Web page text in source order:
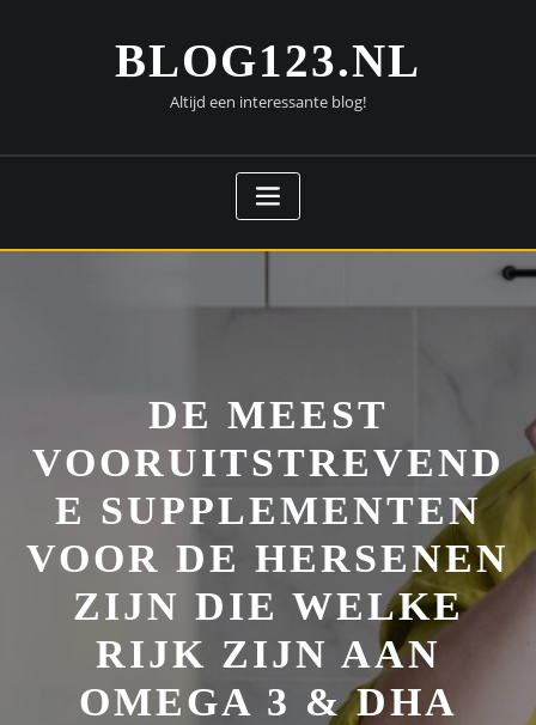
BLOG123.NL
Altijd een interessante blog!
DE MEEST
VOORUITSTREVEND
E SUPPLEMENTEN
VOOR DE HERSENEN
ZIJN DIE WELKE
RIJK ZIJN AAN
OMEGA 3 & DHA